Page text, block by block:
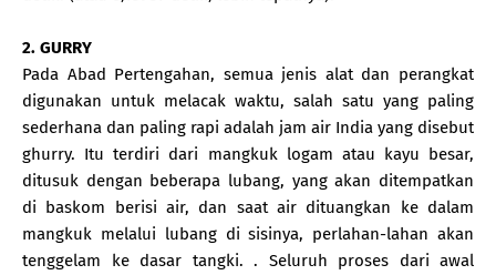
2. GURRY
Pada Abad Pertengahan, semua jenis alat dan perangkat
digunakan untuk melacak waktu, salah satu yang paling
sederhana dan paling rapi adalah jam air India yang disebut
ghurry. Itu terdiri dari mangkuk logam atau kayu besar,
ditusuk dengan beberapa lubang, yang akan ditempatkan
di baskom berisi air, dan saat air dituangkan ke dalam
mangkuk melalui lubang di sisinya, perlahan-lahan akan
tenggelam ke dasar tangki. . Seluruh proses dari awal